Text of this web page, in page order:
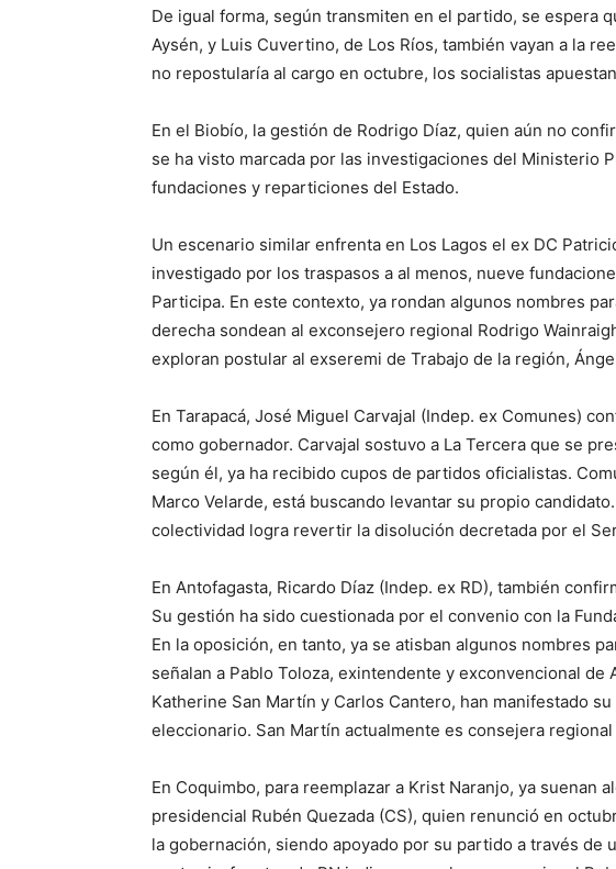
De igual forma, según transmiten en el partido, se espera
Aysén, y Luis Cuvertino, de Los Ríos, también vayan a la
no repostularía al cargo en octubre, los socialistas
En el Biobío, la gestión de Rodrigo Díaz, quien aún no
se ha visto marcada por las investigaciones del Ministerio
fundaciones y reparticiones del Estado.
Un escenario similar enfrenta en Los Lagos el ex DC
investigado por los traspasos a al menos, nueve
Participa. En este contexto, ya rondan algunos nombres
derecha sondean al exconsejero regional Rodrigo
exploran postular al exseremi de Trabajo de la región,
En Tarapacá, José Miguel Carvajal (Indep. ex Comunes)
como gobernador. Carvajal sostuvo a La Tercera que se
según él, ya ha recibido cupos de partidos oficialistas.
Marco Velarde, está buscando levantar su propio
colectividad logra revertir la disolución decretada por el
En Antofagasta, Ricardo Díaz (Indep. ex RD), también
Su gestión ha sido cuestionada por el convenio con la
En la oposición, en tanto, ya se atisban algunos nombres
señalan a Pablo Toloza, exintendente y exconvencional de
Katherine San Martín y Carlos Cantero, han manifestado
eleccionario. San Martín actualmente es consejera
En Coquimbo, para reemplazar a Krist Naranjo, ya suenan
presidencial Rubén Quezada (CS), quien renunció en
la gobernación, siendo apoyado por su partido a través de